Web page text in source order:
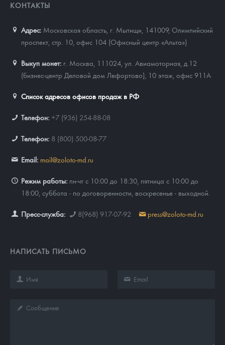
КОНТАКТЫ
Адрес: Московская область, г. Мытищи, 141009, Олимпийский
проспект, стр. 10, офис 104 (Офисный центр «Альта»)
Выкуп монет: г. Москва, 111024, ул. Авиамоторная, д.12
(бизнес-центр Деловой дом Лефортово), 10 этаж, офис 911А
Список адресов офисов продаж в РФ
Телефон: +7 (936) 254-88-08
Телефон: 8 (800) 500-08-77
Email: mail@zoloto-md.ru
Режим работы: пн-чт с 10:00 до 18:30, пятница с 10:00 до
18:00, суббота - по договоренности, воскресенье - выходной.
Пресс-служба: 8(968) 917-07-92 press@zoloto-md.ru
НАПИСАТЬ ПИСЬМО